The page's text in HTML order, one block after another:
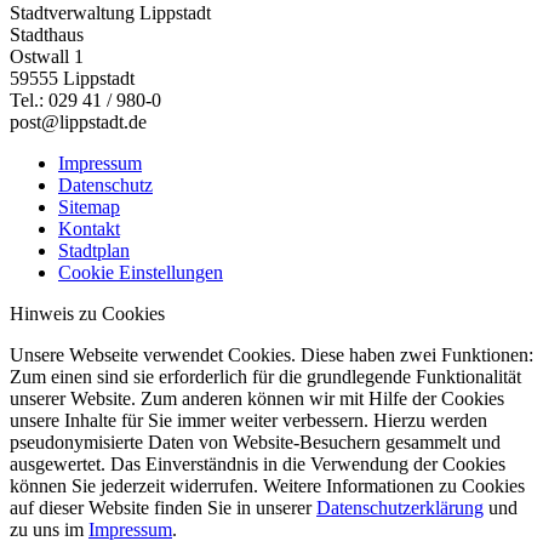
Stadtverwaltung Lippstadt
Stadthaus
Ostwall 1
59555 Lippstadt
Tel.: 029 41 / 980-0
post@lippstadt.de
Impressum
Datenschutz
Sitemap
Kontakt
Stadtplan
Cookie Einstellungen
Hinweis zu Cookies
Unsere Webseite verwendet Cookies. Diese haben zwei Funktionen:
Zum einen sind sie erforderlich für die grundlegende Funktionalität
unserer Website. Zum anderen können wir mit Hilfe der Cookies
unsere Inhalte für Sie immer weiter verbessern. Hierzu werden
pseudonymisierte Daten von Website-Besuchern gesammelt und
ausgewertet. Das Einverständnis in die Verwendung der Cookies
können Sie jederzeit widerrufen. Weitere Informationen zu Cookies
auf dieser Website finden Sie in unsererDatenschutzerklärung und
zu uns im Impressum.